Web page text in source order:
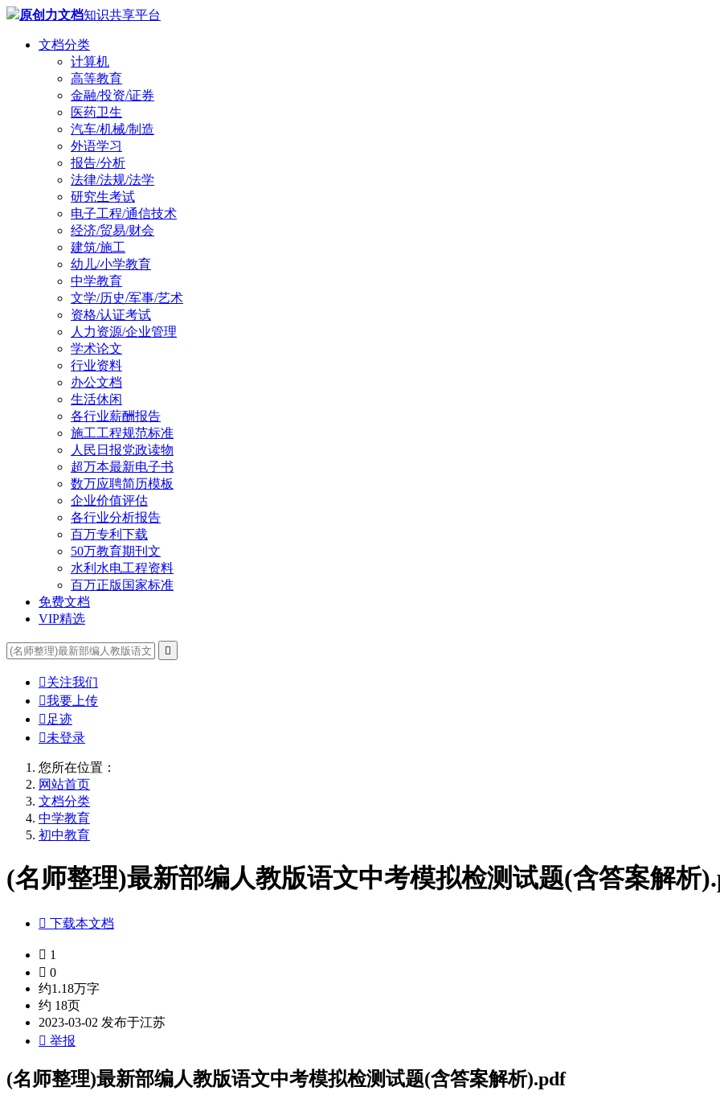
原创力文档知识共享平台
文档分类
计算机
高等教育
金融/投资/证券
医药卫生
汽车/机械/制造
外语学习
报告/分析
法律/法规/法学
研究生考试
电子工程/通信技术
经济/贸易/财会
建筑/施工
幼儿/小学教育
中学教育
文学/历史/军事/艺术
资格/认证考试
人力资源/企业管理
学术论文
行业资料
办公文档
生活休闲
各行业薪酬报告
施工工程规范标准
人民日报党政读物
超万本最新电子书
数万应聘简历模板
企业价值评估
各行业分析报告
百万专利下载
50万教育期刊文
水利水电工程资料
百万正版国家标准
免费文档
VIP精选

关注我们
我要上传
 足迹
未登录
您所在位置：
网站首页
文档分类
中学教育
初中教育
(名师整理)最新部编人教版语文中考模拟检测试题(含答案解析
 下载本文档
 1
 0
约1.18万字
约 18页
2023-03-02 发布于江苏
 举报
(名师整理)最新部编人教版语文中考模拟检测试题(含答案解析).pdf